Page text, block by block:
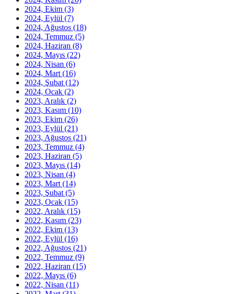
2024, Ekim (3)
2024, Eylül (7)
2024, Ağustos (18)
2024, Temmuz (5)
2024, Haziran (8)
2024, Mayıs (22)
2024, Nisan (6)
2024, Mart (16)
2024, Şubat (12)
2024, Ocak (2)
2023, Aralık (2)
2023, Kasım (10)
2023, Ekim (26)
2023, Eylül (21)
2023, Ağustos (21)
2023, Temmuz (4)
2023, Haziran (5)
2023, Mayıs (14)
2023, Nisan (4)
2023, Mart (14)
2023, Şubat (5)
2023, Ocak (15)
2022, Aralık (15)
2022, Kasım (23)
2022, Ekim (13)
2022, Eylül (16)
2022, Ağustos (21)
2022, Temmuz (9)
2022, Haziran (15)
2022, Mayıs (6)
2022, Nisan (11)